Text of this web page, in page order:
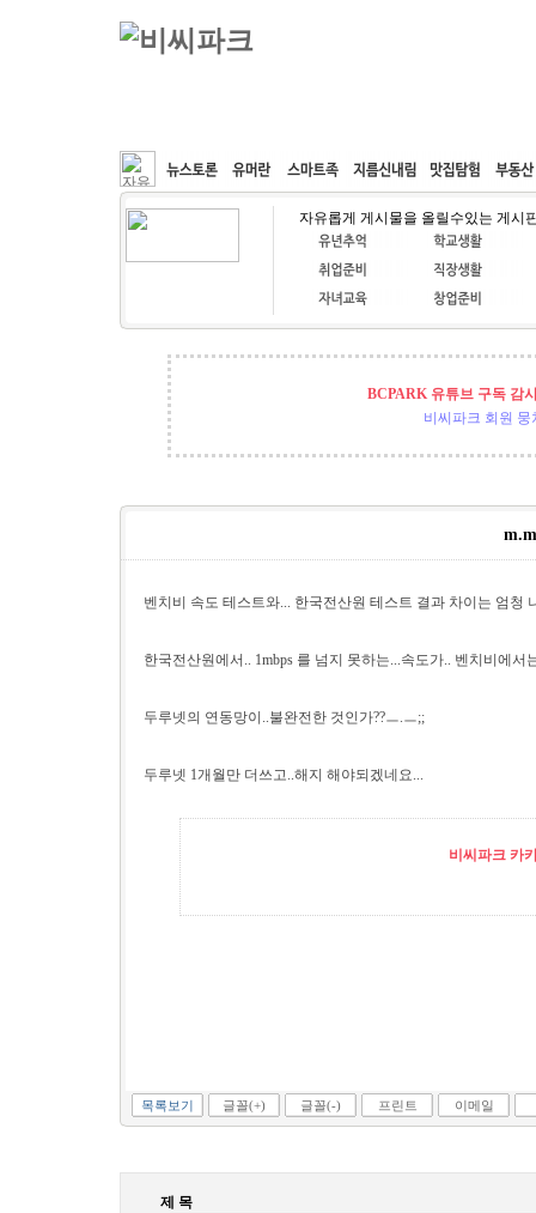
커뮤니티 속도패치 웹호스팅 공동구매
자유롭게 게시물을 올릴수있는 게시
BCPARK 유튜브 구독 감
비씨파크 회원 뭉
벤치비 속도 테스트와... 한국전산원 테스트 결과 차이는 엄청
한국전산원에서.. 1mbps 를 넘지 못하는...속도가.. 벤치비에서
두루넷의 연동망이..불완전한 것인가??ㅡ.ㅡ;;
두루넷 1개월만 더쓰고..해지 해야되겠네요...
비씨파크 카
목록보기 글꼴(+) 글꼴(-) 프린트 이메일
제 목